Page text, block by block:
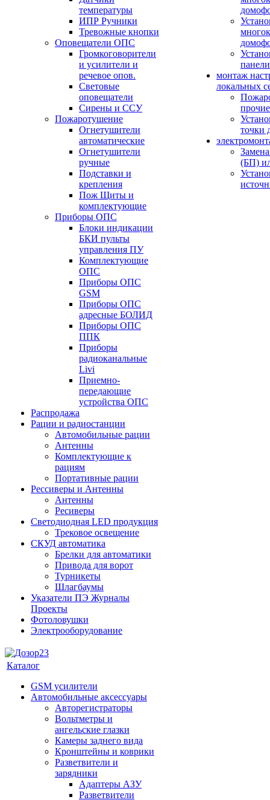
температуры
ИПР Ручники
Тревожные кнопки
Оповещатели ОПС
Громкоговорители
и усилители и
речевое опов.
Световые
оповещатели
Сирены и ССУ
Пожаротушение
Огнетушители
автоматические
Огнетушители
ручные
Подставки и
крепления
Пож Щиты и
комплектующие
Приборы ОПС
Блоки индикации
БКИ пульты
управления ПУ
Комплектующие
ОПС
Приборы ОПС
GSM
Приборы ОПС
адресные БОЛИД
Приборы ОПС
ППК
Приборы
радиоканальные
Livi
Приемно-
передающие
устройства ОПС
Распродажа
Рации и радиостанции
Автомобильные рации
Антенны
Комплектующие к
рациям
Портативные рации
Рессиверы и Антенны
Антенны
Ресиверы
Светодиодная LED продукция
Трековое освещение
СКУД автоматика
Брелки для автоматики
Привода для ворот
Турникеты
Шлагбаумы
Указатели ПЭ Журналы
Проекты
Фотоловушки
Электрооборудование
панели
монтаж
локальных
точки
(БП)
Каталог
GSM усилители
Автомобильные аксессуары
Авторегистраторы
Вольтметры и
ангельские глазки
Камеры заднего вида
Кронштейны и коврики
Разветвители и
зарядники
Адаптеры АЗУ
Разветвители